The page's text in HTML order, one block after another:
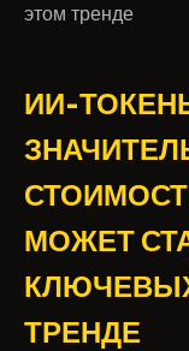
этом тренде
ИИ-
МОЖЕТ
ТРЕНДЕ